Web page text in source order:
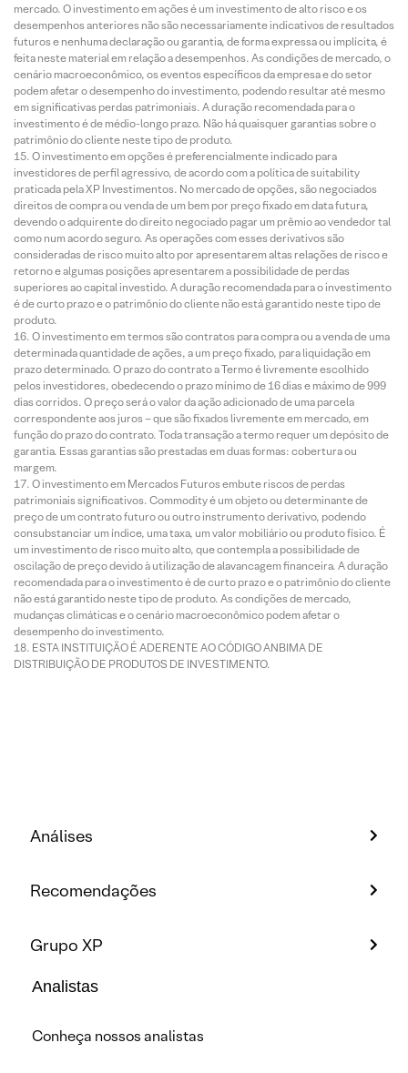
mercado. O investimento em ações é um investimento de alto risco e os
desempenhos anteriores não são necessariamente indicativos de resultados
futuros e nenhuma declaração ou garantia, de forma expressa ou implícita, é
feita neste material em relação a desempenhos. As condições de mercado, o
cenário macroeconômico, os eventos específicos da empresa e do setor
podem afetar o desempenho do investimento, podendo resultar até mesmo
em significativas perdas patrimoniais. A duração recomendada para o
investimento é de médio-longo prazo. Não há quaisquer garantias sobre o
patrimônio do cliente neste tipo de produto.
O investimento em opções é preferencialmente indicado para
investidores de perfil agressivo, de acordo com a política de suitability
praticada pela XP Investimentos. No mercado de opções, são negociados
direitos de compra ou venda de um bem por preço fixado em data futura,
devendo o adquirente do direito negociado pagar um prêmio ao vendedor tal
como num acordo seguro. As operações com esses derivativos são
consideradas de risco muito alto por apresentarem altas relações de risco e
retorno e algumas posições apresentarem a possibilidade de perdas
superiores ao capital investido. A duração recomendada para o investimento
é de curto prazo e o patrimônio do cliente não está garantido neste tipo de
produto.
O investimento em termos são contratos para compra ou a venda de uma
determinada quantidade de ações, a um preço fixado, para liquidação em
prazo determinado. O prazo do contrato a Termo é livremente escolhido
pelos investidores, obedecendo o prazo mínimo de 16 dias e máximo de 999
dias corridos. O preço será o valor da ação adicionado de uma parcela
correspondente aos juros – que são fixados livremente em mercado, em
função do prazo do contrato. Toda transação a termo requer um depósito de
garantia. Essas garantias são prestadas em duas formas: cobertura ou
margem.
O investimento em Mercados Futuros embute riscos de perdas
patrimoniais significativos. Commodity é um objeto ou determinante de
preço de um contrato futuro ou outro instrumento derivativo, podendo
consubstanciar um índice, uma taxa, um valor mobiliário ou produto físico. É
um investimento de risco muito alto, que contempla a possibilidade de
oscilação de preço devido à utilização de alavancagem financeira. A duração
recomendada para o investimento é de curto prazo e o patrimônio do cliente
não está garantido neste tipo de produto. As condições de mercado,
mudanças climáticas e o cenário macroeconômico podem afetar o
desempenho do investimento.
ESTA INSTITUIÇÃO É ADERENTE AO CÓDIGO ANBIMA DE
DISTRIBUIÇÃO DE PRODUTOS DE INVESTIMENTO.
Análises
Recomendações
Grupo XP
Analistas
Conheça nossos analistas